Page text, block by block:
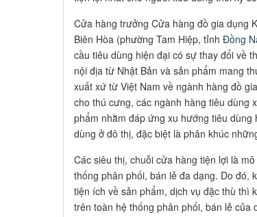
Cửa hàng trưởng Cửa hàng đồ gia dụng
Biên Hòa (phường Tam Hiệp, tỉnh Đồng
cầu tiêu dùng hiện đại có sự thay đổi về
nội địa từ Nhật Bản và sản phẩm mang
xuất xứ từ Việt Nam về ngành hàng đồ
cho thú cưng, các ngành hàng tiêu
phẩm nhằm đáp ứng xu hướng tiêu
dùng ở đô thị, đặc biệt là phân khúc
Các siêu thị, chuỗi cửa hàng tiện lợi là
thống phân phối, bán lẻ đa dạng. Do đó,
tiện ích về sản phẩm, dịch vụ đặc thù thì
trên toàn hệ thống phân phối, bán lẻ